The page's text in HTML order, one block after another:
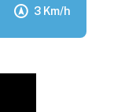
3 Km/h